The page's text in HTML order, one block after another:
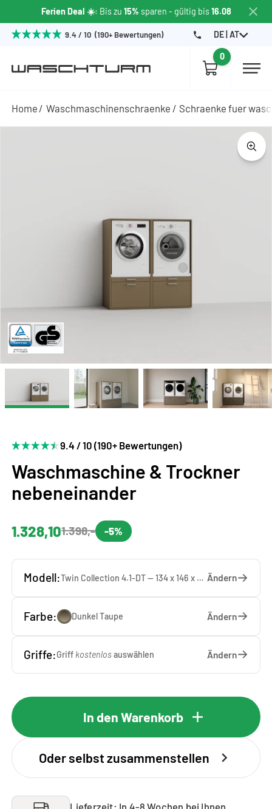
Ferien Deal ☀️: Bis zu 15% sparen - gültig bis16.08
9.4 / 10 (190+ Bewertungen) DE | AT
0
Home Waschmaschinenschraenke Schraenke fuer
9.4 / 10 (190+ Bewertungen)
Waschmaschine & Trockner
nebeneinander
1.328,101.398,- -5%
Modell: Twin Collection 4.1-DT — 134 x 146 x 65 cm Ändern
Farbe: Dunkel Taupe Ändern
Griffe:Griff kostenlosauswählen Ändern
In den Warenkorb
Oder selbst zusammenstellen